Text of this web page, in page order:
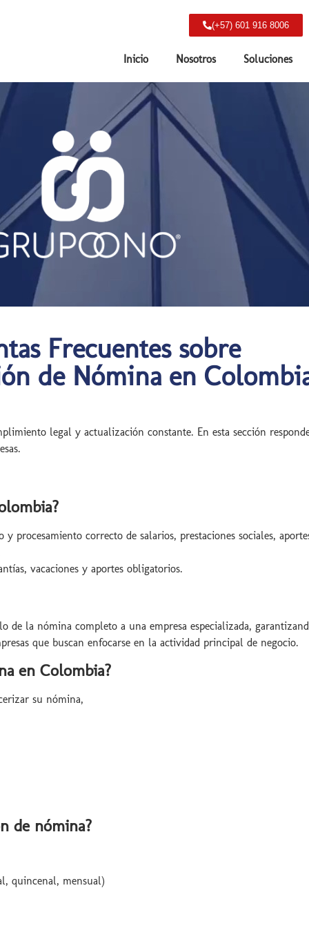
(+57) 601 916 8006
Inicio Nosotros Soluciones
Frecuentes sobre
de Nómina en
legal y actualización constante. En esta sección
procesamiento correcto de salarios, prestaciones sociales,
vacaciones y aportes obligatorios.
de la nómina completo a una empresa especializada,
que buscan enfocarse en la actividad principal de negocio.
en Colombia?
su nómina,
de nómina?
quincenal, mensual)